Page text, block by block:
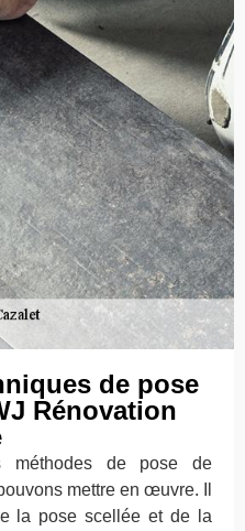
de pose
Rénovation
méthodes de pose de
mettre en œuvre. Il
la pose scellée et de la